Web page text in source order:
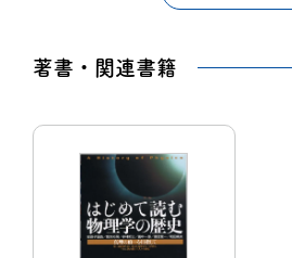
著書・関連書籍